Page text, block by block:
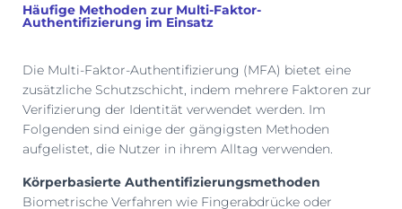
Häufige Methoden zur Multi-Faktor-
Authentifizierung im Einsatz
Die Multi-Faktor-Authentifizierung (MFA) bietet eine
zusätzliche Schutzschicht, indem mehrere Faktoren zur
Verifizierung der Identität verwendet werden. Im
Folgenden sind einige der gängigsten Methoden
aufgelistet, die Nutzer in ihrem Alltag verwenden.
Körperbasierte Authentifizierungsmethoden
Biometrische Verfahren wie Fingerabdrücke oder